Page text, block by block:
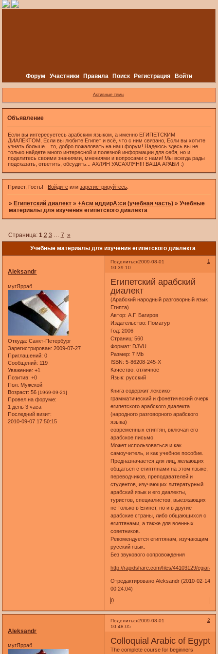
Форум Участники Правила Поиск Регистрация Войти
Активные темы
Объявление
Если вы интересуетесь арабским языком, а именно ЕГИПЕТСКИМ
ДИАЛЕКТОМ, Если вы любите Египет и всё, что с ним связано, Если вы хотите
узнать больше... то, добро пожаловать на наш форум! Надеюсь здесь вы не
только найдете много интересной и полезной информации для себя, но и
поделитесь своими знаниями, мнениями и вопросами с нами! Мы всегда рады
подсказать, ответить, обсудить... АХЛЯН УАСАХЛЯН!!! ВАША АРАБИ :)
Привет, Гость! Войдитеили зарегистрируйтесь.
» Египетский диалект » +Асм иддирА:си (учебная часть) » Учебные
материалы для изучения египетского диалекта
Учебные материалы для изучения египетского диалекта
Страница: 1 2 3 7 »
Поделиться 1
2009-08-01
10:39:10
Aleksandr
мугЯрраб
Откуда: Санкт-Петербург
Зарегистрирован: 2009-07-27
Приглашений: 0
Сообщений: 119
Уважение: +1
Позитив: +0
Пол: Мужской
Возраст: 56[1969-09-21]
Провел на форуме:
1 день 3 часа
Последний визит:
2010-09-07 17:50:15
Египетский арабский
диалект
(Арабский народный разговорный язык
Египта)
Автор: А.Г. Багиров
Издательство: Поматур
Год: 2006
Страниц: 560
Формат: DJVU
Размер: 7 Mb
ISBN: 5-86208-245-Х
Качество: отличное
Язык: русский
Книга содержит лексико-
грамматический и фонетический очерк
египетского арабского диалекта
(народного разговорного арабского
языка)
современных египтян, включая его
арабское письмо.
Может использоваться и как
самоучитель, и как учебное пособие.
Предназначается для лиц, желающих
общаться с египтянами на этом языке,
переводчиков, преподавателей и
студентов, изучающих литературный
арабский язык и его диалекты,
туристов, специалистов, выезжающих
не только в Египет, но и в другие
арабские страны, либо общающихся с
египтянами, а также для военных
советников.
Рекомендуется египтянам, изучающим
русский язык.
Без звукового сопровождения
http://rapidshare.com/files/44103129/
Отредактировано Aleksandr (2010-02-14
00:24:04)
0
Поделиться 2
2009-08-01
10:48:05
Aleksandr
мугЯрраб Colloquial Arabic of Egypt
The complete course for beginners